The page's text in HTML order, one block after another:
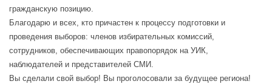
гражданскую позицию.
Благодарю и всех, кто причастен к процессу подготовки и
проведения выборов: членов избирательных комиссий,
сотрудников, обеспечивающих правопорядок на УИК,
наблюдателей и представителей СМИ.
Вы сделали свой выбор! Вы проголосовали за будущее региона!